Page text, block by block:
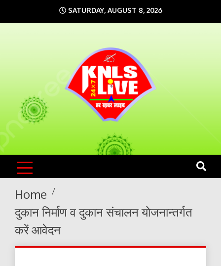
to
SATURDAY, AUGUST 8, 2026
KNLS LIVE
India`s No.1 News Portal
Home
दुकान निर्माण व दुकान संचालन योजनान्तर्गत
करें आवेदन